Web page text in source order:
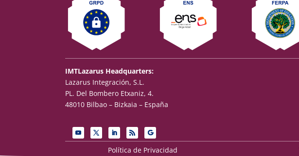
IMTLazarus Headquarters:
Lazarus Integración, S.L.
PL. Del Bombero Etxaniz, 4.
48010 Bilbao – Bizkaia – España
Política de Privacidad